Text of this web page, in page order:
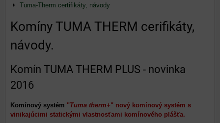
Tuma-Therm certifikáty, návody
Komíny TUMA THERM cerifikáty,
návody.
Komín TUMA THERM PLUS - novinka
2016
Komínový systém "Tuma therm+" nový komínový systém s
vinikajúcimi statickými vlastnosťami komínového plášťa.